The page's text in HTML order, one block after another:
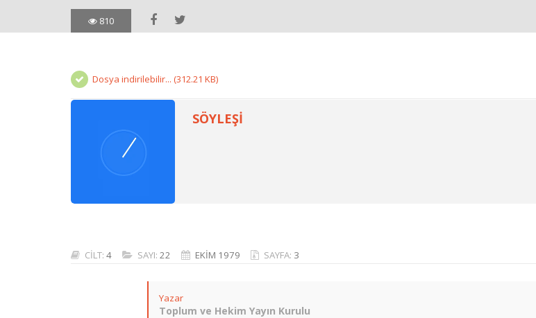
810
Dosya indirilebilir... (312.21 KB)
SÖYLEŞİ
CİLT: 4 SAYI: 22 EKİM 1979 SAYFA: 3
Yazar
Toplum ve Hekim Yayın Kurulu